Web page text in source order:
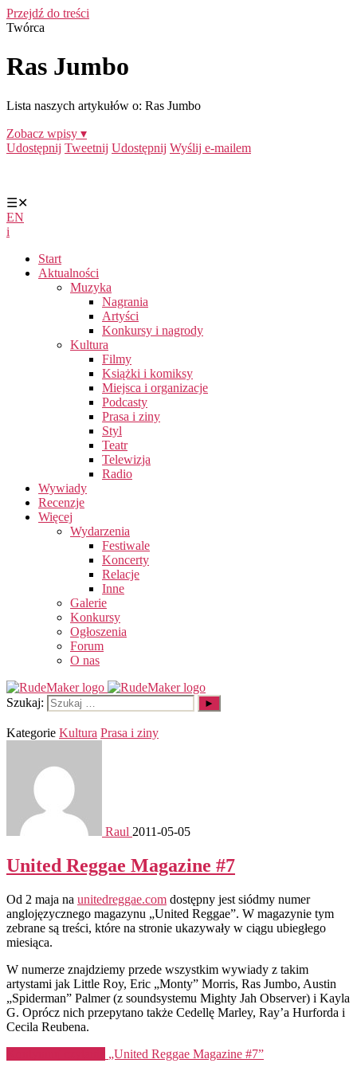
Przejdź do treści
Twórca
Ras Jumbo
Lista naszych artykułów o: Ras Jumbo
Zobacz wpisy ▾
Udostępnij Tweetnij Udostępnij Wyślij e-mailem
☰✕
EN
i
Start
Aktualności
Muzyka
Nagrania
Artyści
Konkursy i nagrody
Kultura
Filmy
Książki i komiksy
Miejsca i organizacje
Podcasty
Prasa i ziny
Styl
Teatr
Telewizja
Radio
Wywiady
Recenzje
Więcej
Wydarzenia
Festiwale
Koncerty
Relacje
Inne
Galerie
Konkursy
Ogłoszenia
Forum
O nas
Szukaj:
Kategorie Kultura Prasa i ziny
Raul 2011-05-05
United Reggae Magazine #7
Od 2 maja na unitedreggae.com dostępny jest siódmy numer
anglojęzycznego magazynu „United Reggae”. W magazynie tym
zebrane są treści, które na stronie ukazywały w ciągu ubiegłego
miesiąca.
W numerze znajdziemy przede wszystkim wywiady z takim
artystami jak Little Roy, Eric „Monty” Morris, Ras Jumbo, Austin
„Spiderman” Palmer (z soundsystemu Mighty Jah Observer) i Kayla
G. Oprócz nich przepytano także Cedellę Marley, Ray’a Hurforda i
Cecila Reubena.
„United Reggae Magazine #7”